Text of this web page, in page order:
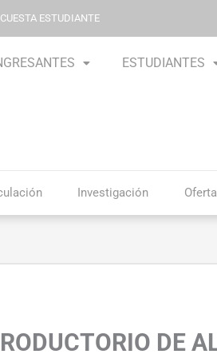
ESTUDIANTE
ESTUDIANTES
Investigación
DE